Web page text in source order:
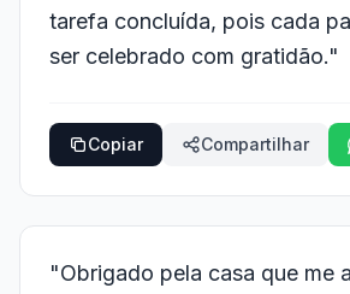
tarefa concluída, pois cada
ser celebrado com gratidão."
Copiar Compartilhar
"Obrigado pela casa que me